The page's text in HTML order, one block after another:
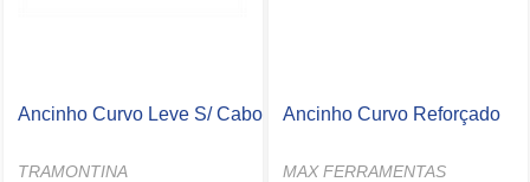
Ancinho Curvo Leve S/ Cabo
TRAMONTINA
Ancinho Curvo Reforçado
MAX FERRAMENTAS